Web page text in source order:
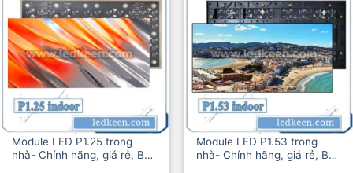
Module LED P1.25 trong
nhà- Chính hãng, giá rẻ, BH
Module LED P1.53 trong
nhà- Chính hãng, giá rẻ, BH